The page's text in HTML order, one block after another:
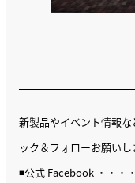
新製品やイベント情報
ック＆フォローお願いし
◾️公式 Facebook ・・・・